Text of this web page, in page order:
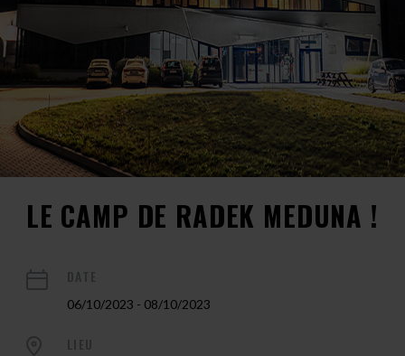
LE CAMP DE RADEK MEDUNA !
06/10/2023 - 08/10/2023